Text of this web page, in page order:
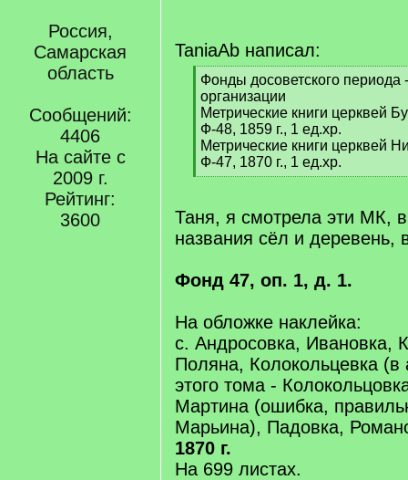
Россия,
Самарская
область
Сообщений:
4406
На сайте с
2009 г.
Рейтинг:
3600
TaniaAb написал:
[
q
]
Фонды досоветского периода
организации
Метрические книги церквей
Ф-48, 1859 г., 1 ед.хр.
Метрические книги церквей
Ф-47, 1870 г., 1 ед.хр.
[
q
]
Таня, я смотрела эти МК,
названия сёл и деревень,
Фонд 47, оп. 1, д. 1.
На обложке наклейка:
с. Андросовка, Ивановка,
Поляна, Колокольцевка (в
этого тома -
Мартина (ошибка,
Марьина), Падовка,
1870 г.
На 699 листах.